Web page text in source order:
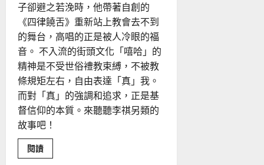
子卻避之若浼時，他帶著自創的
《四律饒舌》重新站上教會去不到
的舞台，高唱的正是被人冷眼的福
音。 不入流的街頭文化「嘻哈」的
精神是不受世俗禮教束縛，不被教
條規矩左右，自由表達「真」我。
而對「真」的強調和追求，正是基
督信仰的本質。來聽聽李祺另類的
故事吧！
閱讀Read
more